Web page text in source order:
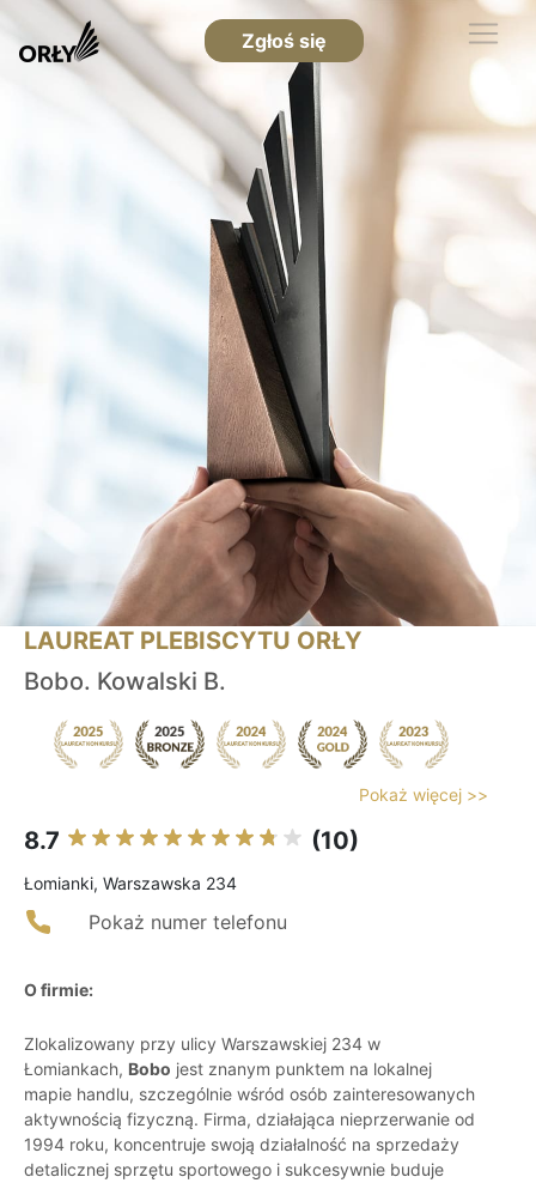
Zgłoś się
LAUREAT PLEBISCYTU ORŁY
Bobo. Kowalski B.
Pokaż więcej >>
8.7 (10)
Łomianki, Warszawska 234
Pokaż numer telefonu
O firmie:
Zlokalizowany przy ulicy Warszawskiej 234 w
Łomiankach, Bobo jest znanym punktem na lokalnej
mapie handlu, szczególnie wśród osób zainteresowanych
aktywnością fizyczną. Firma, działająca nieprzerwanie od
1994 roku, koncentruje swoją działalność na sprzedaży
detalicznej sprzętu sportowego i sukcesywnie buduje